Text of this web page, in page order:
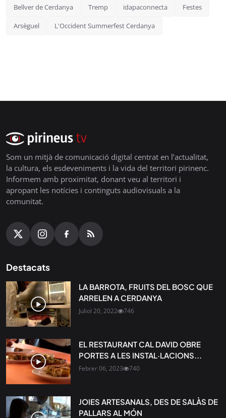
Bellver de Cerdanya Tremp idapaconnecta Festes
Arsèguel L'Occident Summerfest Cerdanya
Som un mitjà de comunicació digital centrat en l’actualitat,
la cultura, els esdeveniments i la vida del territori pirinenc.
Informem amb proximitat, donant veu al territori i
apropant les notícies i continguts audiovisuals a la
comunitat.
Destacats
LA BARROTA, FRUITS DEL BOSC QUE
ARRELEN A CERDANYA
Juliol 20, 2022 746
EL RESTAURANT CAL DAVID OBRE
PORTES A LES INSTAL·LACIONS...
Febrer 06, 2023 740
JOIES ARTESANALS, DES DE SALÀS DE
PALLARS AL MÓN